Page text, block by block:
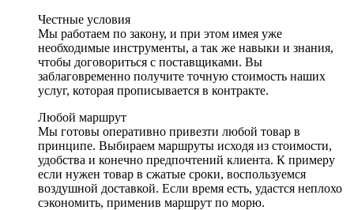
Честные условия
Мы работаем по закону, и при этом имея уже
необходимые инструменты, а так же навыки и знания,
чтобы договориться с поставщиками. Вы
заблаговременно получите точную стоимость наших
услуг, которая прописывается в контракте.
Любой маршрут
Мы готовы оперативно привезти любой товар в
принципе. Выбираем маршруты исходя из стоимости,
удобства и конечно предпочтений клиента. К примеру
если нужен товар в сжатые сроки, воспользуемся
воздушной доставкой. Если время есть, удастся неплохо
сэкономить, применив маршрут по морю.